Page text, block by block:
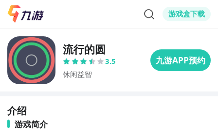
游戏盒下载
流行的圆
3.5
休闲益智
介绍
游戏简介